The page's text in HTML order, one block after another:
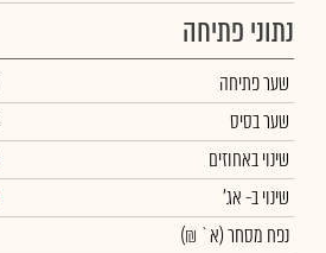
נתוני פתיחה
שער פתיחה
שער בסיס
שינוי באחוזים
שינויב- אג'
נפח מסחר(א` ₪)